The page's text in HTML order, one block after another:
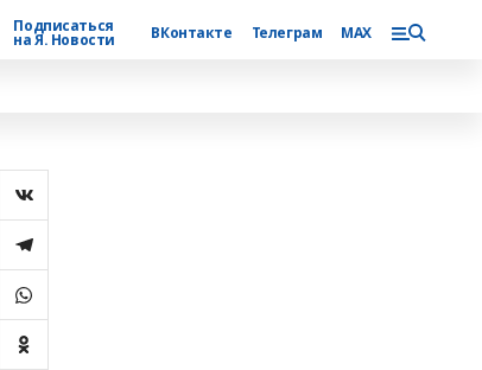
Подписаться
на Я. Новости ВКонтакте Телеграм MAX